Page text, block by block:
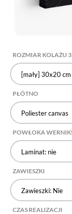
ROZMIAR KOLAŻU
[mały] 30x20
PŁÓTNO
Poliester canvas
POWŁOKA
Laminat: nie
ZAWIESZKI
Zawieszki: Nie
CZAS REALIZACJI